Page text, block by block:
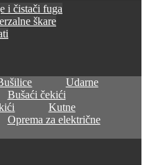
i čistači fuga
škare
Udarne
Bušaći čekići
Kutne
Oprema za električne